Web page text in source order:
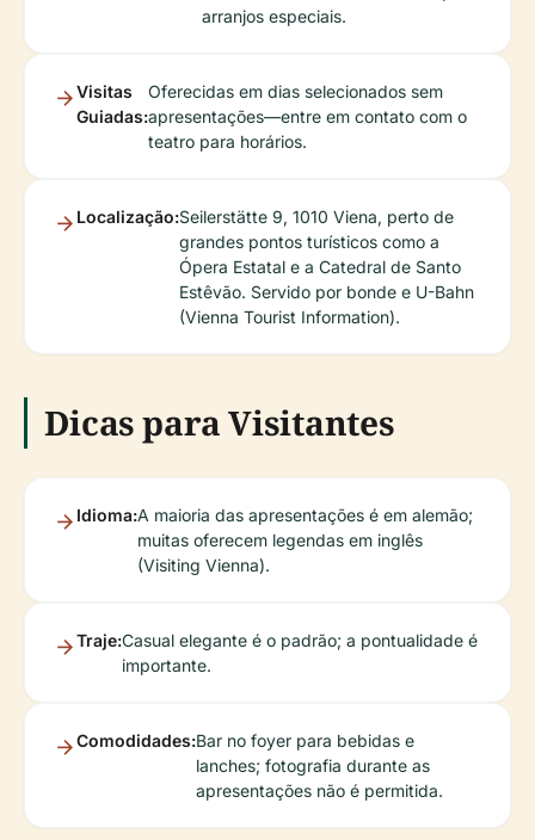
arranjos especiais.
Visitas
Guiadas:
Oferecidas em dias selecionados sem
apresentações—entre em contato com o
teatro para horários.
Localização:Seilerstätte 9, 1010 Viena, perto de
grandes pontos turísticos como a
Ópera Estatal e a Catedral de Santo
Estêvão. Servido por bonde e U-Bahn
(Vienna Tourist Information).
Dicas para Visitantes
Idioma:A maioria das apresentações é em alemão;
muitas oferecem legendas em inglês
(Visiting Vienna).
Traje:Casual elegante é o padrão; a pontualidade é
importante.
Comodidades:Bar no foyer para bebidas e
lanches; fotografia durante as
apresentações não é permitida.